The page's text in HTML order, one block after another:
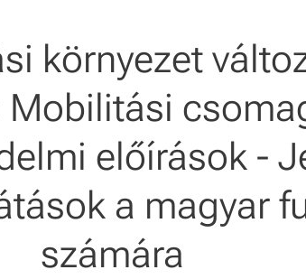
környezet
előírások -
a magyar
számára